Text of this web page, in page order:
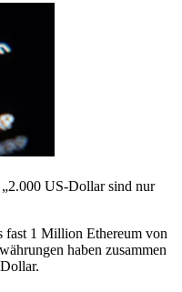
US-Dollar sind nur
fast 1 Million Ethereum von
haben zusammen